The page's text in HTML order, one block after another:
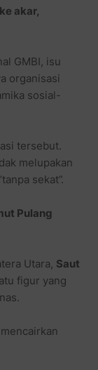
akar,
GMBI, isu
organisasi
sosial-
tersebut.
melupakan
sekat”.
Pulang
Utara, Saut
figur yang